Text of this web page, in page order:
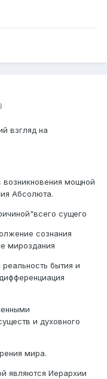
взгляд на
возникновения мощной
Абсолюта.
сущего
сознания
мироздания
бытия и
и духовного
мира.
являются Иерархии